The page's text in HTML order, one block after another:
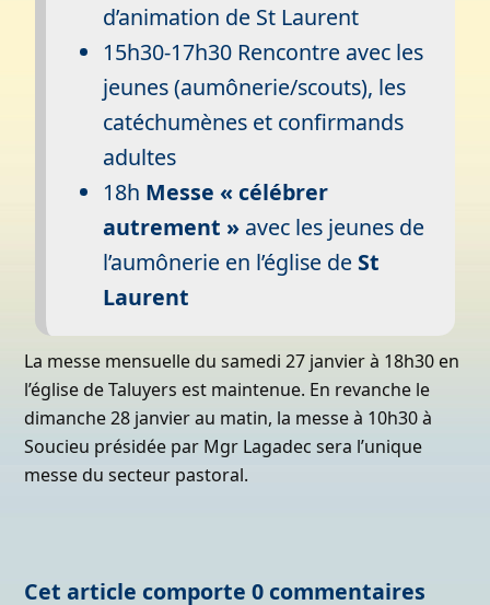
d’animation de St Laurent
15h30-17h30 Rencontre avec les
jeunes (aumônerie/scouts), les
catéchumènes et confirmands
adultes
18h Messe « célébrer
autrement » avec les jeunes de
l’aumônerie en l’église de St
Laurent
La messe mensuelle du samedi 27 janvier à 18h30 en
l’église de Taluyers est maintenue. En revanche le
dimanche 28 janvier au matin, la messe à 10h30 à
Soucieu présidée par Mgr Lagadec sera l’unique
messe du secteur pastoral.
Cet article comporte 0 commentaires